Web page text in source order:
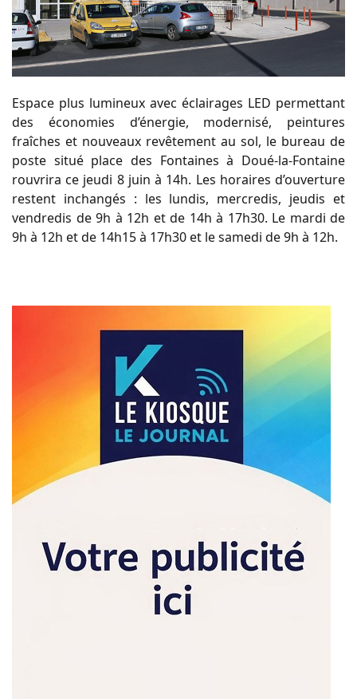
Espace plus lumineux avec éclairages LED permettant
des économies d’énergie, modernisé, peintures
fraîches et nouveaux revêtement au sol, le bureau de
poste situé place des Fontaines à Doué-la-Fontaine
rouvrira ce jeudi 8 juin à 14h. Les horaires d’ouverture
restent inchangés : les lundis, mercredis, jeudis et
vendredis de 9h à 12h et de 14h à 17h30. Le mardi de
9h à 12h et de 14h15 à 17h30 et le samedi de 9h à 12h.